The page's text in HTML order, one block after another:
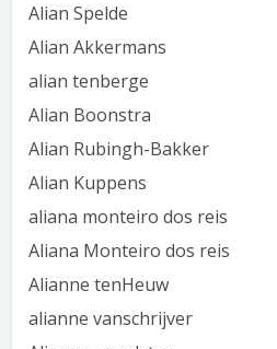
Alian Spelde
Alian Akkermans
alian tenberge
Alian Boonstra
Alian Rubingh-Bakker
Alian Kuppens
aliana monteiro dos reis
Aliana Monteiro dos reis
Alianne tenHeuw
alianne vanschrijver